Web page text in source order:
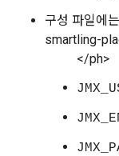
구성 파일에
smartling-
</ph>